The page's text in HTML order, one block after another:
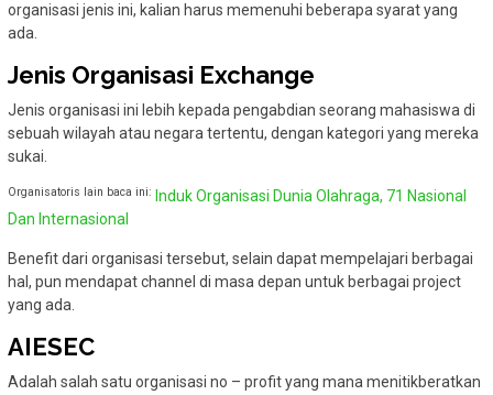
organisasi jenis ini, kalian harus memenuhi beberapa syarat yang
ada.
Jenis Organisasi Exchange
Jenis organisasi ini lebih kepada pengabdian seorang mahasiswa di
sebuah wilayah atau negara tertentu, dengan kategori yang mereka
sukai.
Organisatoris lain baca ini: Induk Organisasi Dunia Olahraga, 71 Nasional
Dan Internasional
Benefit dari organisasi tersebut, selain dapat mempelajari berbagai
hal, pun mendapat channel di masa depan untuk berbagai project
yang ada.
AIESEC
Adalah salah satu organisasi no – profit yang mana menitikberatkan